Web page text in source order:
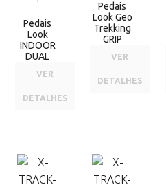
Pedais
Look
INDOOR
DUAL
VER
DETALHES
Pedais
Look Geo
Trekking
GRIP
VER
DETALHES